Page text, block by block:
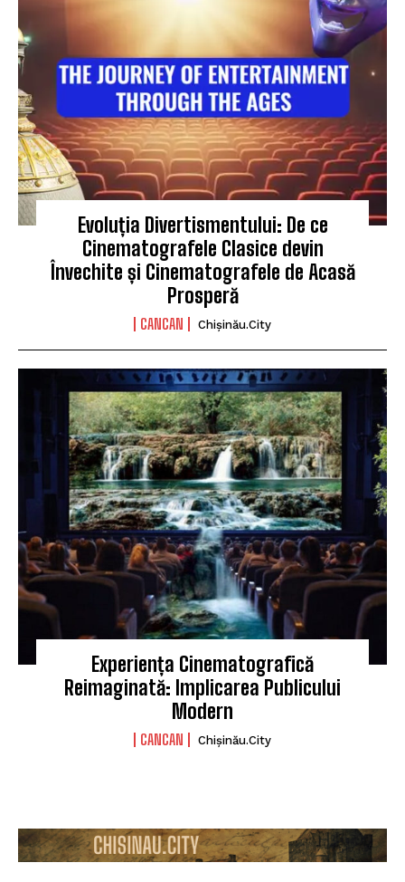
I've read and accept thePrivacy Policy.
Evoluția Divertismentului: De ce
Cinematografele Clasice devin
Învechite și Cinematografele de Acasă
Prosperă
CANCAN Chișinău.City
Experiența Cinematografică
Reimaginată: Implicarea Publicului
Modern
CANCAN Chișinău.City